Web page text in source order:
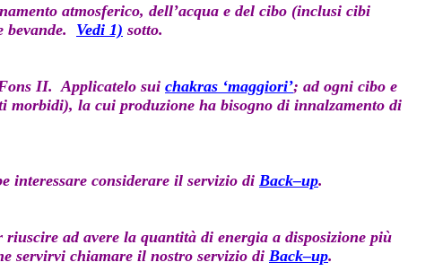
atmosferico, dell’acqua e del cibo (inclusi cibi
Vedi 1) sotto.
II. Applicatelo sui chakras ‘maggiori’; ad ogni cibo e
morbidi), la cui produzione ha bisogno di innalzamento di
interessare considerare il servizio di Back–up.
ad avere la quantità di energia a disposizione più
servirvi chiamare il nostro servizio di Back–up.